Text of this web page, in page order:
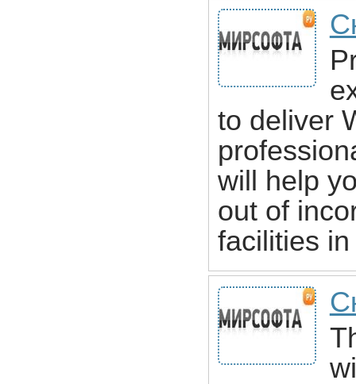
to deliver
will help
out of
facilities